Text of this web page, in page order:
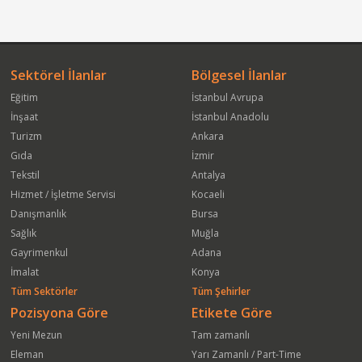
Sektörel İlanlar
Eğitim
İnşaat
Turizm
Gıda
Tekstil
Hizmet / İşletme Servisi
Danışmanlık
Sağlık
Gayrimenkul
İmalat
Tüm Sektörler
Bölgesel İlanlar
İstanbul Avrupa
İstanbul Anadolu
Ankara
İzmir
Antalya
Kocaeli
Bursa
Muğla
Adana
Konya
Tüm Şehirler
Pozisyona Göre
Yeni Mezun
Eleman
Etikete Göre
Tam zamanlı
Yarı Zamanlı / Part-Time